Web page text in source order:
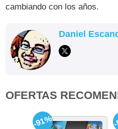
cambiando con los años.
Daniel
OFERTAS
-91%